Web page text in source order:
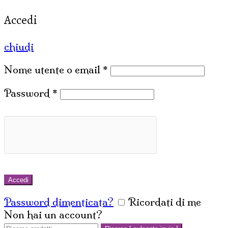
Accedi
chiudi
Nome utente o email *
Password *
Accedi
Password dimenticata?
Ricordati di me
Non hai un account?